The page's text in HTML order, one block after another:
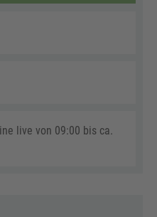
live von 09:00 bis ca.